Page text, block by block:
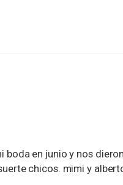
boda en junio y nos
chicos. mimi y